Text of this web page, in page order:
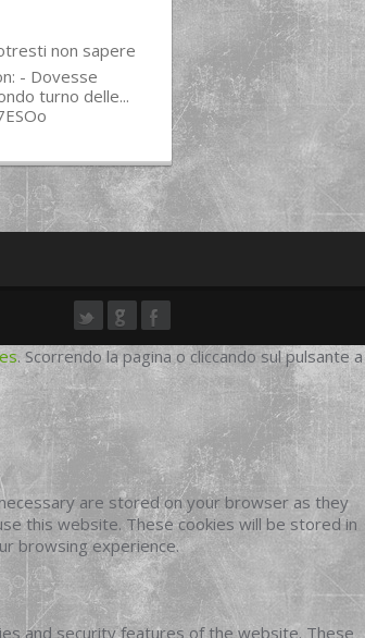
non sapere
- Dovesse
turno delle...
. Scorrendo la pagina o cliccando sul pulsante a
are stored on your browser as they
this website. These cookies will be stored in
browsing experience.
and security features of the website. These